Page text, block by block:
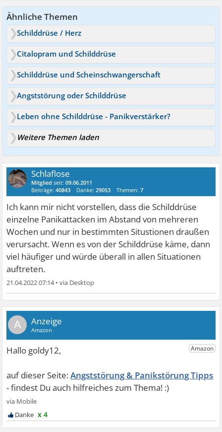
Ähnliche Themen
Schilddrüse / Herz
Citalopram und Schilddrüse
Schilddrüse und Scheinschwangerschaft
Angststörung oder Schilddrüse
Leben ohne Schilddrüse - Panikverstärker?
Weitere Themen laden
Schlaflose
Mitglied seit:09.06.2011
Beiträge:40843 Danke:29053 Themen:7
Ich kann mir nicht vorstellen, dass die Schilddrüse
einzelne Panikattacken im Abstand von mehreren
Wochen und nur in bestimmten Situstionen draußen
verursacht. Wenn es von der Schilddrüse käme, dann
viel häufiger und würde überall in allen Situationen
auftreten.
21.04.2022 07:14•
A
Angststörung & Panikstörung Tipps
x 4